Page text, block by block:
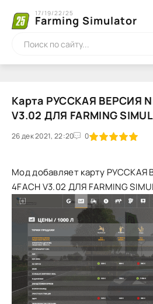
Farming Simulator
17/19/22/25
Карта РУССКАЯ ВЕРСИЯ
V3.02 ДЛЯ FARMING
26 дек 2021, 22:20 0
1 2 3 4 5
Мод добавляет карту РУССКАЯ
4FACH V3.02 ДЛЯ FARMING